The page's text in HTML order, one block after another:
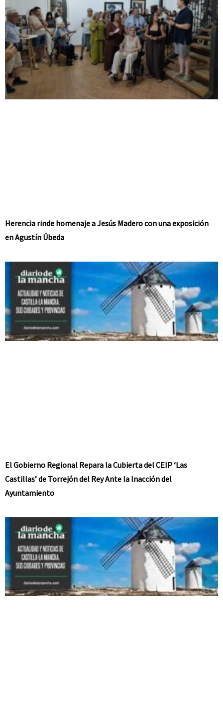
Herencia rinde homenaje a Jesús Madero con una exposición
en Agustín Úbeda
El Gobierno Regional Repara la Cubierta del CEIP ‘Las
Castillas’ de Torrejón del Rey Ante la Inacción del
Ayuntamiento